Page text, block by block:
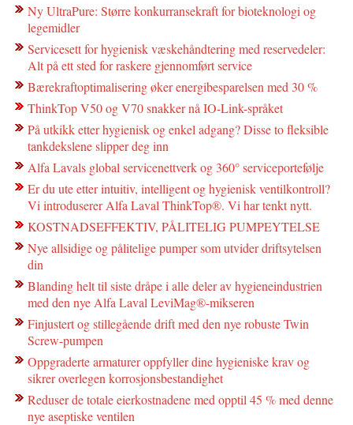
Ny UltraPure: Større konkurransekraft for bioteknologi og
legemidler
Servicesett for hygienisk væskehåndtering med reservedeler:
Alt på ett sted for raskere gjennomført service
Bærekraftoptimalisering øker energibesparelsen med 30 %
ThinkTop V50 og V70 snakker nå IO-Link-språket
På utkikk etter hygienisk og enkel adgang? Disse to fleksible
tankdekslene slipper deg inn
Alfa Lavals global servicenettverk og 360° serviceportefølje
Er du ute etter intuitiv, intelligent og hygienisk ventilkontroll?
Vi introduserer Alfa Laval ThinkTop®. Vi har tenkt nytt.
KOSTNADSEFFEKTIV, PÅLITELIG PUMPEYTELSE
Nye allsidige og pålitelige pumper som utvider driftsytelsen
din
Blanding helt til siste dråpe i alle deler av hygieneindustrien
med den nye Alfa Laval LeviMag®-mikseren
Finjustert og stillegående drift med den nye robuste Twin
Screw-pumpen
Oppgraderte armaturer oppfyller dine hygieniske krav og
sikrer overlegen korrosjonsbestandighet
Reduser de totale eierkostnadene med opptil 45 % med denne
nye aseptiske ventilen